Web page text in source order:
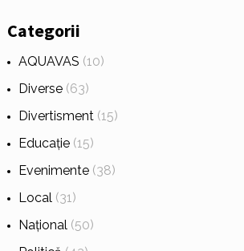
Categorii
AQUAVAS (10)
Diverse(63)
Divertisment(15)
Educație(15)
Evenimente(38)
Local(31)
Național(50)